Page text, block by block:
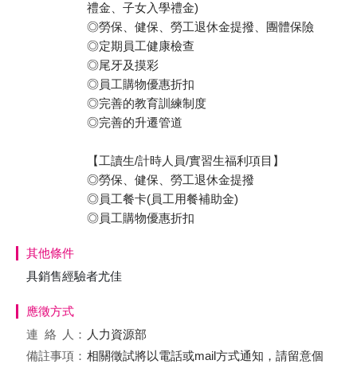
禮金、子女入學禮金)
◎勞保、健保、勞工退休金提撥、團體保險
◎定期員工健康檢查
◎尾牙及摸彩
◎員工購物優惠折扣
◎完善的教育訓練制度
◎完善的升遷管道
【工讀生/計時人員/實習生福利項目】
◎勞保、健保、勞工退休金提撥
◎員工餐卡(員工用餐補助金)
◎員工購物優惠折扣
其他條件
具銷售經驗者尤佳
應徵方式
連絡
人： 人力資源部
備註事項： 相關徵試將以電話或mail方式通知，請留意個